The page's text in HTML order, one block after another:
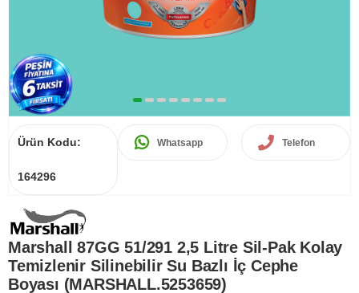
Ürün Kodu:
164296
Whatsapp Telefon
Marshall 87GG 51/291 2,5 Litre Sil-Pak Kolay
Temizlenir Silinebilir Su Bazlı İç Cephe
Boyası (MARSHALL.5253659)